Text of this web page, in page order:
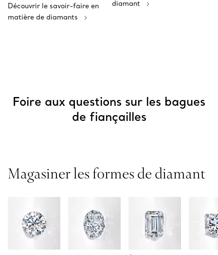
Découvrir le savoir-faire en
matière de diamants
diamant
Foire aux questions sur les bagues
de fiançailles
Magasiner les formes de diamant